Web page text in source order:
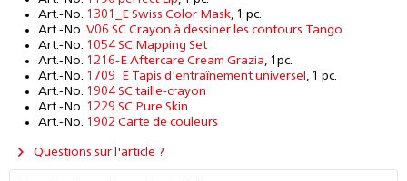
Art.-No. 1301_E Swiss Color Mask, 1 pc.
Art.-No. V06 SC Crayon à dessiner les contours Tango
Art.-No. 1054 SC Mapping Set
Art.-No. 1216-E Aftercare Cream Grazia, 1pc.
Art.-No. 1709_E Tapis d'entraînement universel , 1 pc.
Art.-No. 1904 SC taille-crayon
Art.-No. 1229 SC Pure Skin
Art.-No. 1902 Carte de couleurs
Questions sur l'article ?